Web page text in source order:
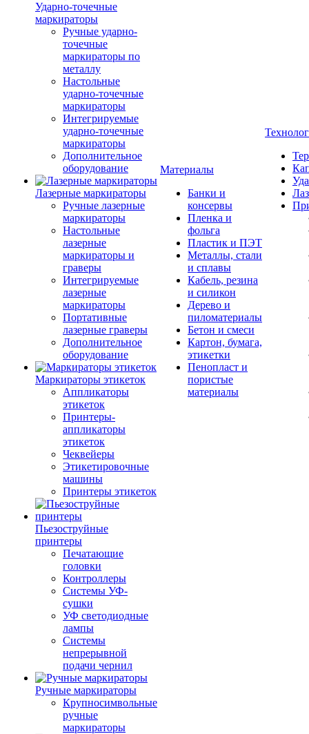
Ударно-точечные
маркираторы
Ручные ударно-
точечные
маркираторы по
металлу
Настольные
ударно-точечные
маркираторы
Интегрируемые
ударно-точечные
маркираторы
Дополнительное
оборудование
Лазерные маркираторы
Ручные лазерные
маркираторы
Настольные
лазерные
маркираторы и
граверы
Интегрируемые
лазерные
маркираторы
Портативные
лазерные граверы
Дополнительное
оборудование
Маркираторы этикеток
Аппликаторы
этикеток
Принтеры-
аппликаторы
этикеток
Чеквейеры
Этикетировочные
машины
Принтеры этикеток
Пьезоструйные
принтеры
Печатающие
головки
Контроллеры
Системы УФ-
сушки
УФ светодиодные
лампы
Системы
непрерывной
подачи чернил
Ручные маркираторы
Крупносимвольные
ручные
маркираторы
Материалы
Банки и
консервы
Пленка и
фольга
Пластик и ПЭТ
Металлы, стали
и сплавы
Кабель, резина
и силикон
Дерево и
пиломатериалы
Бетон и смеси
Картон, бумага,
этикетки
Пенопласт и
пористые
материалы